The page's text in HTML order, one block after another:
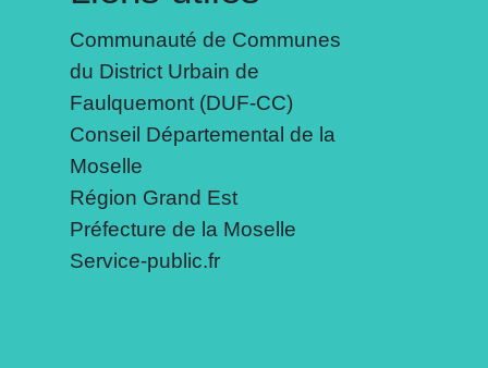
Communauté de Communes
du District Urbain de
Faulquemont (DUF-CC)
Conseil Départemental de la
Moselle
Région Grand Est
Préfecture de la Moselle
Service-public.fr